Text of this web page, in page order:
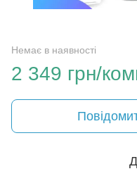
Немає в наявності
2 349 грн/